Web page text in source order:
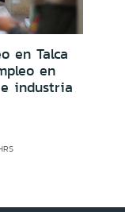
en Talca
en
industria